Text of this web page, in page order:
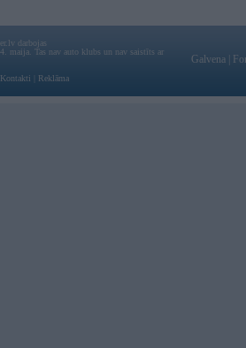
darbojas
maija. Tas nav auto klubs un nav saistīts ar
Kontakti Reklāma
Galvena